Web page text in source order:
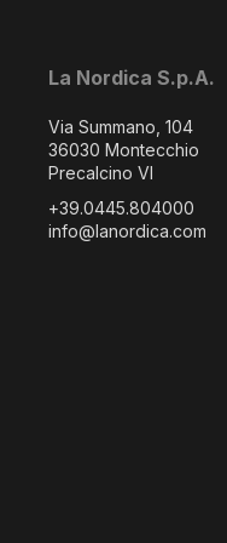
La Nordica S.p.A.
Via Summano, 104
36030 Montecchio
Precalcino VI
+39.0445.804000
info@lanordica.com